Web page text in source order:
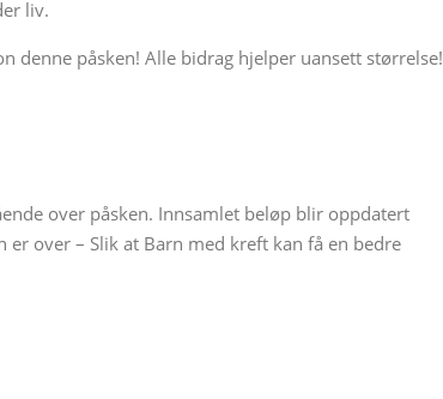
liv.
denne påsken! Alle bidrag hjelper uansett størrelse!
over påsken. Innsamlet beløp blir oppdatert
over – Slik at Barn med kreft kan få en bedre